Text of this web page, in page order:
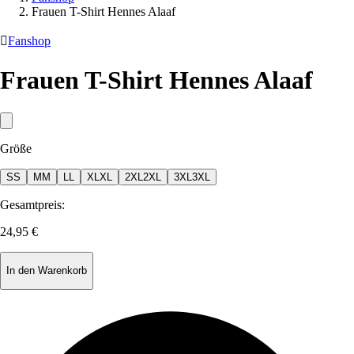
Frauen T-Shirt Hennes Alaaf
Fanshop
Frauen T-Shirt Hennes Alaaf
Größe
SS M M XL XL 2XL 2XL 3XL 3XL
Gesamtpreis:
24,95 €
In den Warenkorb